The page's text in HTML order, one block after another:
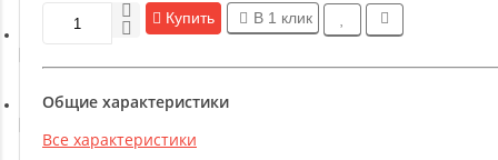
Купить В 1 клик
Общие характеристики
Все характеристики